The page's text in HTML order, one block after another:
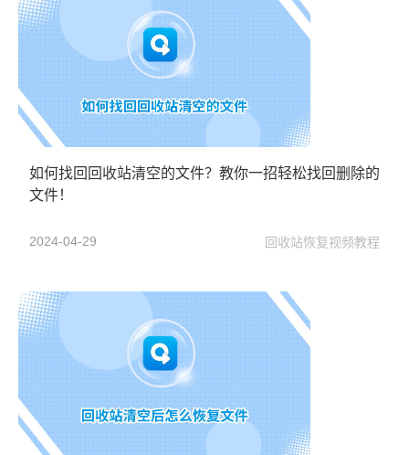
如何找回回收站清空的文件？教你一招轻松找回删除的
文件！
2024-04-29 回收站恢复视频教程